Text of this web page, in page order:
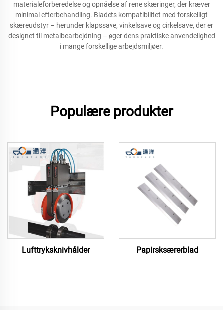
materialeforberedelse og opnåelse af rene skæringer, der kræver
minimal efterbehandling. Bladets kompatibilitet med forskelligt
skæreudstyr – herunder klapssave, vinkelsave og cirkelsave, der er
designet til metalbearbejdning – øger dens praktiske anvendelighed
i mange forskellige arbejdsmiljøer.
Populære produkter
Lufttryksknivhålder Papirsksærerblad